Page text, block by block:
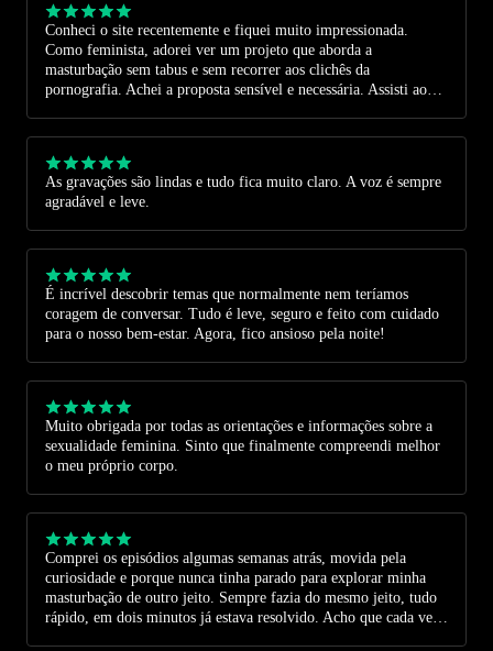
Conheci o site recentemente e fiquei muito impressionada.
Como feminista, adorei ver um projeto que aborda a
masturbação sem tabus e sem recorrer aos clichês da
pornografia. Achei a proposta sensível e necessária. Assisti ao
As gravações são lindas e tudo fica muito claro. A voz é sempre
agradável e leve.
É incrível descobrir temas que normalmente nem teríamos
coragem de conversar. Tudo é leve, seguro e feito com cuidado
para o nosso bem-estar. Agora, fico ansioso pela noite!
Muito obrigada por todas as orientações e informações sobre a
sexualidade feminina. Sinto que finalmente compreendi melhor
o meu próprio corpo.
Comprei os episódios algumas semanas atrás, movida pela
curiosidade e porque nunca tinha parado para explorar minha
masturbação de outro jeito. Sempre fazia do mesmo jeito, tudo
rápido, em dois minutos já estava resolvido. Acho que cada vez